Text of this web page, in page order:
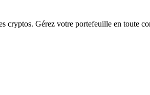
Gérez votre portefeuille en toute